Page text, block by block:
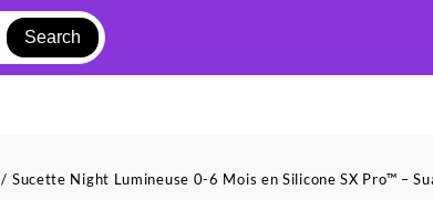
Search
/ Sucette Night Lumineuse 0-6 Mois en Silicone SX Pro™ –